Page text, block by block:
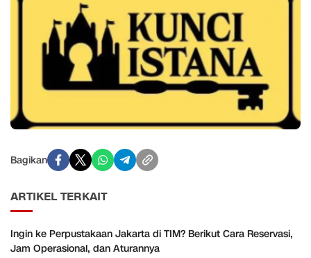
Bagikan
ARTIKEL TERKAIT
Ingin ke Perpustakaan Jakarta di TIM? Berikut Cara Reservasi,
Jam Operasional, dan Aturannya